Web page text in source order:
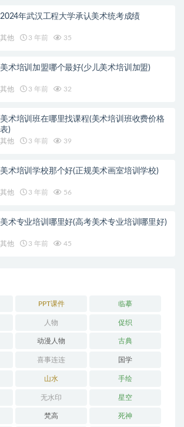
2024年武汉工程大学承认美术统考成绩
其他 3 年前 35
美术培训加盟哪个最好(少儿美术培训加盟)
其他 3 年前 32
美术培训班在哪里找课程(美术培训班收费价格
表)
其他 3 年前 39
美术培训学校那个好(正规美术画室培训学校)
其他 3 年前 56
美术专业培训哪里好(高考美术专业培训哪里好)
其他 3 年前 45
PPT课件 临摹
人物 促织
动漫人物 古典
喜事连连 国学
山水 手绘
无水印 星空
梵高 死神